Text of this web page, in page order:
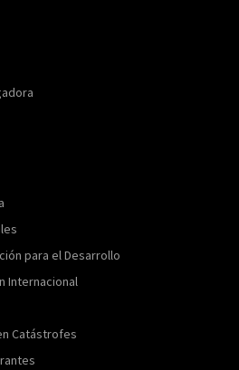
para el Desarrollo
Internacional
Catástrofes